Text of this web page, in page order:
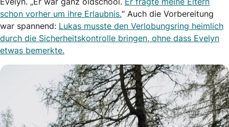
schon vorher um ihre Erlaubnis.“ Auch die Vorbereitung
war spannend: Lukas musste den Verlobungsring heimlich
durch die Sicherheitskontrolle bringen, ohne dass Evelyn
etwas bemerkte.